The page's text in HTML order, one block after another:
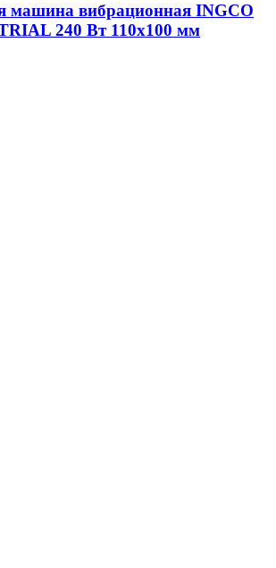
машина вибрационная INGCO
240 Вт 110х100 мм